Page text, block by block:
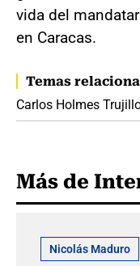
vida del
en Caracas.
Temas
Carlos Holmes
Más de
Nicolás Maduro